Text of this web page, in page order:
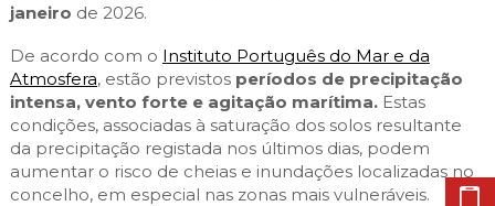
janeiro de 2026.
De acordo com o Instituto Português do Mar e da
Atmosfera, estão previstos períodos de precipitação
intensa, vento forte e agitação marítima.Estas
condições, associadas à saturação dos solos resultante
da precipitação registada nos últimos dias, podem
aumentar o risco de cheias e inundações localizadas no
concelho, em especial nas zonas mais vulneráveis.